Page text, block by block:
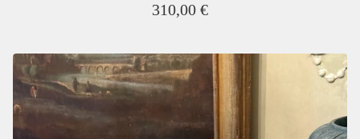
310,00 €